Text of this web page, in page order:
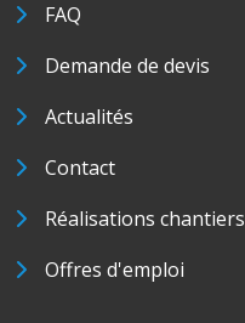
FAQ
Demande de devis
Actualités
Contact
Réalisations chantiers
Offres d'emploi